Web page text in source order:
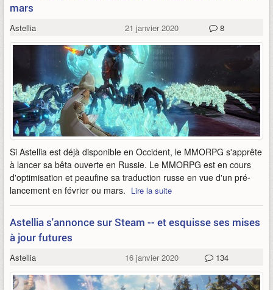
mars
Astellia 21 janvier 2020 8
Si Astellia est déjà disponible en Occident, le MMORPG s'apprête
à lancer sa bêta ouverte en Russie. Le MMORPG est en cours
d'optimisation et peaufine sa traduction russe en vue d'un pré-
lancement en février ou mars. Lire la suite
Astellia s'annonce sur Steam -- et esquisse ses mises
à jour futures
Astellia 16 janvier 2020 134